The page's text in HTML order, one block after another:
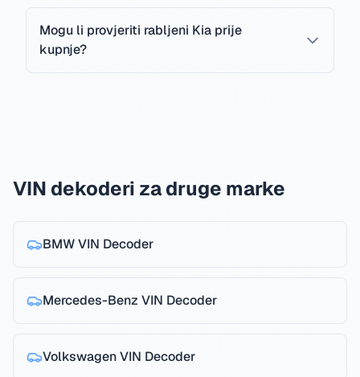
Mogu li provjeriti rabljeni Kia prije
kupnje?
VIN dekoderi za druge marke
BMWVIN Decoder
Mercedes-Benz VIN Decoder
VolkswagenVIN Decoder